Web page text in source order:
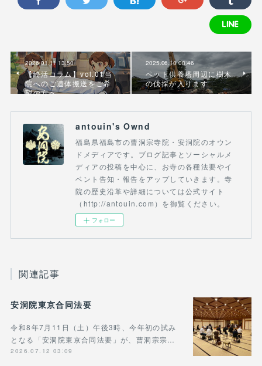
2026.01.11 13:50
【終活コラム】vol.01当
院へのご遺体搬送をご希
望の方へ
2025.06.10 08:46
ペット供養塔周辺に樹木
の伐採が入ります
antouin's Ownd
福島県福島市の曹洞宗寺院・安洞院のオウン
ドメディアです。ブログ記事とソーシャルメ
ディアの投稿を中心に、お寺の各種法要やイ
ベント告知・報告をアップしていきます。寺
院の歴史沿革や詳細については公式サイト
（http://antouin.com）を御覧ください。
フォロー
関連記事
安洞院東京合同法要
令和8年7月11日（土）午後3時、今年初の試み
となる「安洞院東京合同法要」が、曹洞宗宗…
2026.07.12 03:09